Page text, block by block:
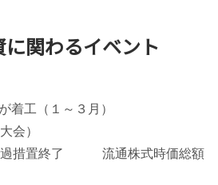
関わるイベント
着工（１～３月）
会）
過措置終了 流通株式時価総額